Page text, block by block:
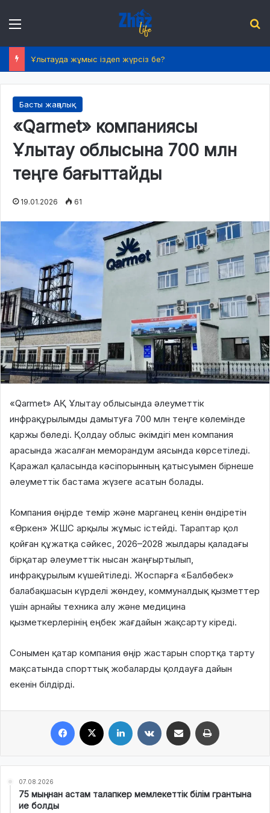
Ұлытауда жұмыс іздеп жүрсіз бе?
Басты жаңалық
«Qarmet» компаниясы
Ұлытау облысына 700 млн
теңге бағыттайды
19.01.2026 61
«Qarmet» АҚ Ұлытау облысында әлеуметтік
инфрақұрылымды дамытуға 700 млн теңге көлемінде
қаржы бөледі. Қолдау облыс әкімдігі мен компания
арасында жасалған меморандум аясында көрсетіледі.
Қаражал қаласында кәсіпорынның қатысуымен бірнеше
әлеуметтік бастама жүзеге асатын болады.
Компания өңірде темір және марганец кенін өндіретін
«Өркен» ЖШС арқылы жұмыс істейді. Тараптар қол
қойған құжатқа сәйкес, 2026–2028 жылдары қаладағы
бірқатар әлеуметтік нысан жаңғыртылып,
инфрақұрылым күшейтіледі. Жоспарға «Балбөбек»
балабақшасын күрделі жөндеу, коммуналдық қызметтер
үшін арнайы техника алу және медицина
қызметкерлерінің еңбек жағдайын жақсарту кіреді.
Сонымен қатар компания өңір жастарын спортқа тарту
мақсатында спорттық жобаларды қолдауға дайын
екенін білдірді.
07.08.2026
75 мыңнан астам талапкер мемлекеттік білім грантына
ие болды